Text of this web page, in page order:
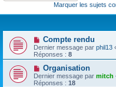
Marquer les sujets
Compte rendu
Dernier message par phil13
Réponses : 8
Organisation
Dernier message par mitch
Réponses : 18